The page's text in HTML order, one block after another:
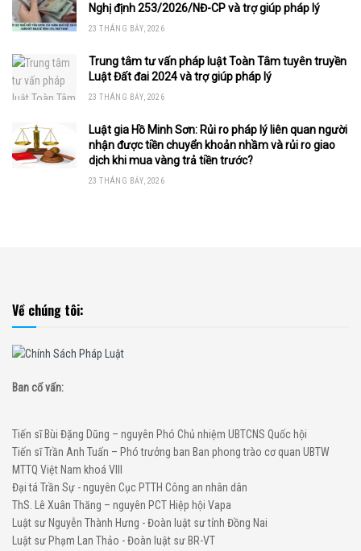
Nghị định 253/2026/NĐ-CP và trợ giúp pháp lý
23 THÁNG BẢY, 2026
Trung tâm tư vấn pháp luật Toàn Tâm tuyên truyền
Luật Đất đai 2024 và trợ giúp pháp lý
23 THÁNG BẢY, 2026
Luật gia Hồ Minh Sơn: Rủi ro pháp lý liên quan người
nhận được tiền chuyển khoản nhầm và rủi ro giao
dịch khi mua vàng trả tiền trước?
23 THÁNG BẢY, 2026
Về chúng tôi:
Ban cố vấn:
Tiến sĩ Bùi Đặng Dũng – nguyên Phó Chủ nhiệm UBTCNS Quốc hội
Tiến sĩ Trần Anh Tuấn – Phó trưởng ban Ban phong trào cơ quan UBTW
MTTQ Việt Nam khoá VIII
Đại tá Trần Sự - nguyên Cục PTTH Công an nhân dân
ThS. Lê Xuân Thăng – nguyên PCT Hiệp hội Vapa
Luật sư Nguyễn Thành Hưng - Đoàn luật sư tỉnh Đồng Nai
Luật sư Phạm Lan Thảo - Đoàn luật sư BR-VT